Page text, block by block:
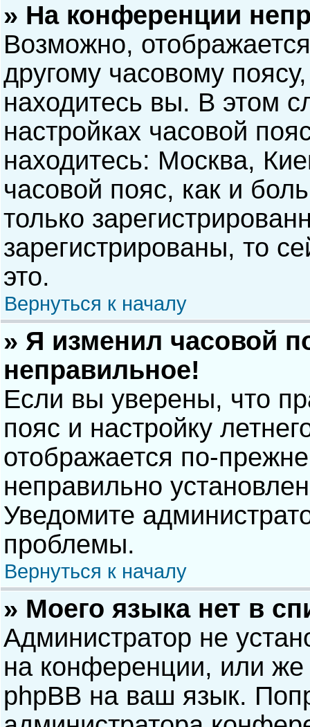
» На конференции
Возможно,
другому часовому
находитесь вы. В этом
настройках часовой
находитесь: Москва,
часовой пояс, как и
только
зарегистрированы, то
это.
Вернуться к началу
» Я изменил часовой
неправильное!
Если вы уверены, что
пояс и настройку
отображается по-
неправильно
Уведомите
проблемы.
Вернуться к началу
» Моего языка нет в
Администратор не
на конференции, или же
phpBB на ваш язык.